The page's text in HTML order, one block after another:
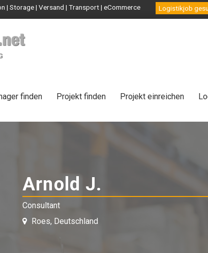
| Storage | Versand | Transport | eCommerce Logistikjob
finden Projekt finden Projekt einreichen
Arnold J.
Consultant
Consultant
Roes, Deutschland